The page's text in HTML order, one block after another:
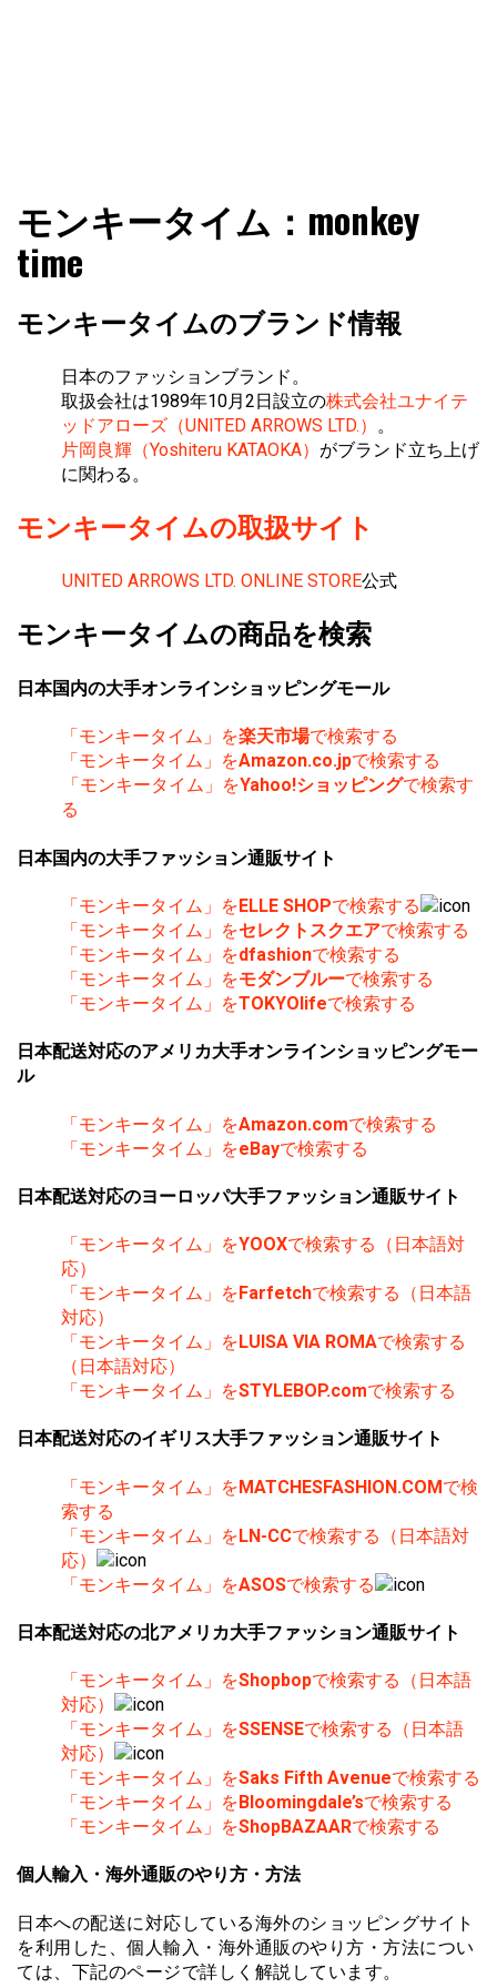
ファショコン通信
ッションとモードを分析するファッション情報サイトです
モンキータイム：monkey
time
モンキータイムのブランド情報
日本のファッションブランド。
取扱会社は1989年10月2日設立の株式会社ユナイテ
ッドアローズ（UNITED ARROWS LTD.） 。
片岡良輝（Yoshiteru KATAOKA） がブランド立ち上げ
に関わる。
モンキータイムの取扱サイト
UNITED ARROWS LTD. ONLINE STORE公式
モンキータイムの商品を検索
日本国内の大手オンラインショッピングモール
「モンキータイム」を楽天市場で検索する
「モンキータイム」をAmazon.co.jpで検索する
「モンキータイム」をYahoo!ショッピングで検索す
る
日本国内の大手ファッション通販サイト
「モンキータイム」をELLE SHOPで検索する
「モンキータイム」をセレクトスクエアで検索する
「モンキータイム」をdfashionで検索する
「モンキータイム」をモダンブルーで検索する
「モンキータイム」をTOKYOlifeで検索する
日本配送対応のアメリカ大手オンラインショッピングモー
ル
「モンキータイム」をAmazon.comで検索する
「モンキータイム」をeBayで検索する
日本配送対応のヨーロッパ大手ファッション通販サイト
「モンキータイム」をYOOXで検索する（日本語対
応）
「モンキータイム」をFarfetchで検索する（日本語
対応）
「モンキータイム」をLUISA VIA ROMAで検索する
（日本語対応）
「モンキータイム」をSTYLEBOP.comで検索する
日本配送対応のイギリス大手ファッション通販サイト
「モンキータイム」をMATCHESFASHION.COMで検
索する
「モンキータイム」をLN-CCで検索する（日本語対
応）
「モンキータイム」をASOSで検索する
日本配送対応の北アメリカ大手ファッション通販サイト
「モンキータイム」をShopbopで検索する（日本語
対応）
「モンキータイム」をSSENSEで検索する（日本語
対応）
「モンキータイム」をSaks Fifth Avenueで検索する
「モンキータイム」をBloomingdale’sで検索する
「モンキータイム」をShopBAZAARで検索する
個人輸入・海外通販のやり方・方法
日本への配送に対応している海外のショッピングサイト
を利用した、個人輸入・海外通販のやり方・方法につい
ては、下記のページで詳しく解説しています。